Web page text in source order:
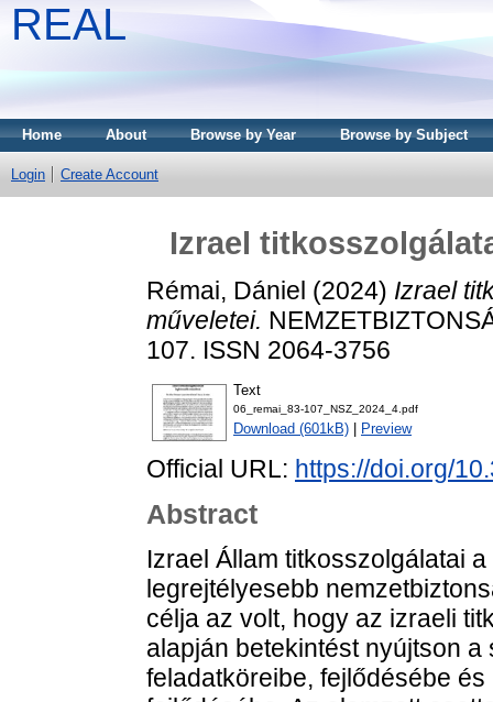
REAL
Home About Browse by Year Browse by Subject
Login Create Account
Izrael
Rémai, Dániel (2024) Izrael
műveletei.
107. ISSN 2064-3756
Text
06_remai_83-107_NSZ_2024_4.pdf
Download (601kB) Preview
Official URL: https://doi.org/
Abstract
Izrael Állam titkosszolgálatai
legrejtélyesebb
célja az volt, hogy az izraeli
alapján betekintést nyújtson
feladatköreibe, fejlődésébe